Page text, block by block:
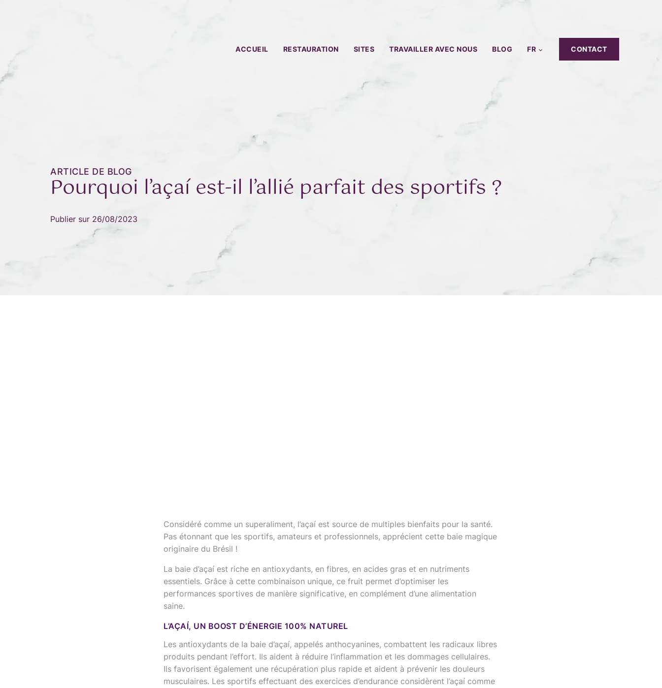
ACCUEIL RESTAURATION SITES TRAVAILLER AVEC NOUS BLOG FR CONTACT
ARTICLE DE BLOG
Pourquoi l’açaí est-il l’allié parfait des sportifs ?
Publier sur 26/08/2023
Considéré comme un superaliment, l’açaí est source de multiples bienfaits pour la santé.
Pas étonnant que les sportifs, amateurs et professionnels, apprécient cette baie magique
originaire du Brésil !
La baie d’açaí est riche en antioxydants, en fibres, en acides gras et en nutriments
essentiels. Grâce à cette combinaison unique, ce fruit permet d’optimiser les
performances sportives de manière significative, en complément d’une alimentation
saine.
L’AÇAÍ, UN BOOST D’ÉNERGIE 100% NATUREL
Les antioxydants de la baie d’açaí, appelés anthocyanines, combattent les radicaux libres
produits pendant l’effort. Ils aident à réduire l’inflammation et les dommages cellulaires.
Ils favorisent également une récupération plus rapide et aident à prévenir les douleurs
musculaires. Les sportifs effectuant des exercices d’endurance considèrent l’açaí comme